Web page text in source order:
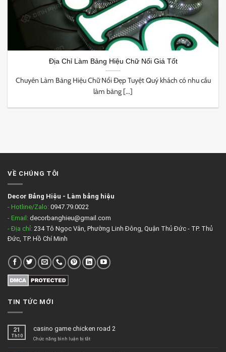
Địa Chỉ Làm Bảng Hiệu Chữ Nổi Giá Tốt
Chuyên Làm Bảng Hiệu Chữ Nổi Đẹp Tuyệt Quý khách có nhu cầu
làm bảng [...]
VỀ CHÚNG TÔI
Decor Bảng Hiệu - Làm bảng hiệu
- Hotline/Zalo: 0947.79.0022
- Email: decorbanghieu@gmail.com
- Địa chỉ: 234 Tô Ngọc Vân, Phường Linh Đông, Quận Thủ Đức - TP. Thủ
Đức, TP. Hồ Chí Minh
TIN TỨC MỚI
21
Th10
casino game chicken road 2
Chức năng bình luận bị tắtở